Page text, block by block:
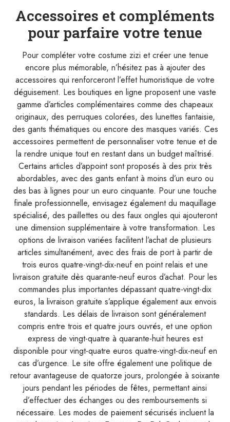
Accessoires et compléments
pour parfaire votre tenue
Pour compléter votre costume zizi et créer une tenue
encore plus mémorable, n’hésitez pas à ajouter des
accessoires qui renforceront l’effet humoristique de votre
déguisement. Les boutiques en ligne proposent une vaste
gamme d’articles complémentaires comme des chapeaux
originaux, des perruques colorées, des lunettes fantaisie,
des gants thématiques ou encore des masques variés. Ces
accessoires permettent de personnaliser votre tenue et de
la rendre unique tout en restant dans un budget maîtrisé.
Certains articles d’appoint sont proposés à des prix très
abordables, avec des gants enfant à moins d’un euro ou
des bas à lignes pour un euro cinquante. Pour une touche
finale professionnelle, envisagez également du maquillage
spécialisé, des paillettes ou des faux ongles qui ajouteront
une dimension supplémentaire à votre transformation. Les
options de livraison variées facilitent l’achat de plusieurs
articles simultanément, avec des frais de port à partir de
trois euros quatre-vingt-dix-neuf en point relais et une
livraison gratuite dès quarante-neuf euros d’achat. Pour les
commandes plus importantes dépassant quatre-vingt-dix
euros, la livraison gratuite s’applique également aux envois
standards. Les délais de livraison sont généralement
compris entre trois et quatre jours ouvrés, et une option
express de vingt-quatre à quarante-huit heures est
disponible pour vingt-quatre euros quatre-vingt-dix-neuf en
cas d’urgence. Le site offre également une politique de
retour avantageuse de quatorze jours, prolongée à soixante
jours pendant les périodes de fêtes, permettant ainsi
d’effectuer des échanges ou des remboursements si
nécessaire. Les modes de paiement sécurisés incluent la